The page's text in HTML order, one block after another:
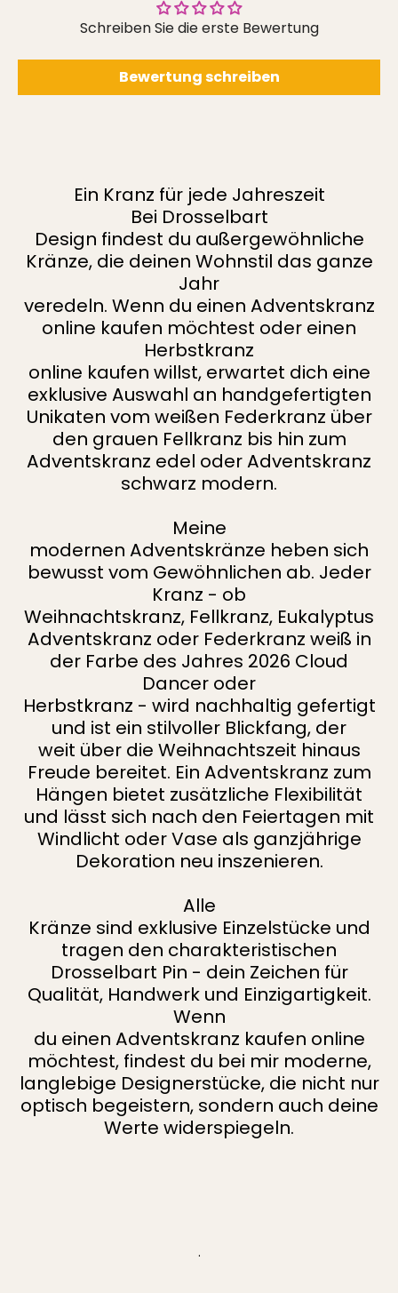
Schreiben Sie die erste Bewertung
Bewertung schreiben
Ein Kranz für jede Jahreszeit
Bei Drosselbart
Design findest du außergewöhnliche
Kränze, die deinen Wohnstil das ganze
Jahr
veredeln. Wenn du einen Adventskranz
online kaufen möchtest oder einen
Herbstkranz
online kaufen willst, erwartet dich eine
exklusive Auswahl an handgefertigten
Unikaten vom weißen Federkranz über
den grauen Fellkranz bis hin zum
Adventskranz edel oder Adventskranz
schwarz modern.
Meine
modernen Adventskränze heben sich
bewusst vom Gewöhnlichen ab. Jeder
Kranz - ob
Weihnachtskranz, Fellkranz, Eukalyptus
Adventskranz oder Federkranz weiß in
der Farbe des Jahres 2026 Cloud
Dancer oder
Herbstkranz - wird nachhaltig gefertigt
und ist ein stilvoller Blickfang, der
weit über die Weihnachtszeit hinaus
Freude bereitet. Ein Adventskranz zum
Hängen bietet zusätzliche Flexibilität
und lässt sich nach den Feiertagen mit
Windlicht oder Vase als ganzjährige
Dekoration neu inszenieren.
Alle
Kränze sind exklusive Einzelstücke und
tragen den charakteristischen
Drosselbart Pin - dein Zeichen für
Qualität, Handwerk und Einzigartigkeit.
Wenn
du einen Adventskranz kaufen online
möchtest, findest du bei mir moderne,
langlebige Designerstücke, die nicht nur
optisch begeistern, sondern auch deine
Werte widerspiegeln.
.